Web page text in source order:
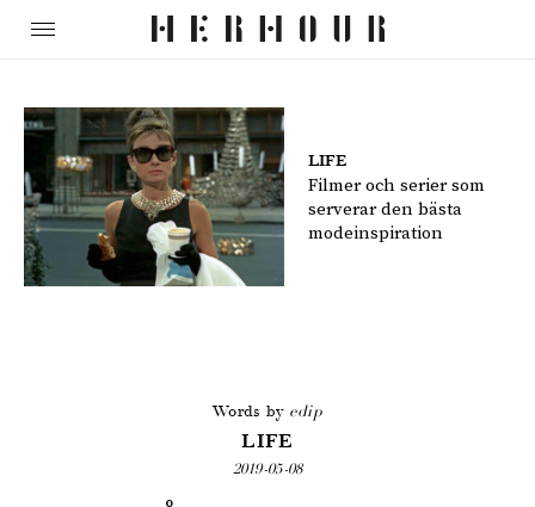
LIFE
Filmer och serier som
serverar den bästa
modeinspiration
Words by edip
LIFE
2019-05-08